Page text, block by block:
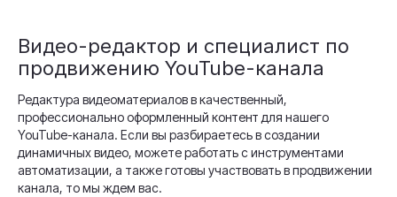
Видео-редактор и специалист по
продвижению YouTube-канала
Редактура видеоматериалов в качественный,
профессионально оформленный контент для нашего
YouTube-канала. Если вы разбираетесь в создании
динамичных видео, можете работать с инструментами
автоматизации, а также готовы участвовать в продвижении
канала, то мы ждем вас.